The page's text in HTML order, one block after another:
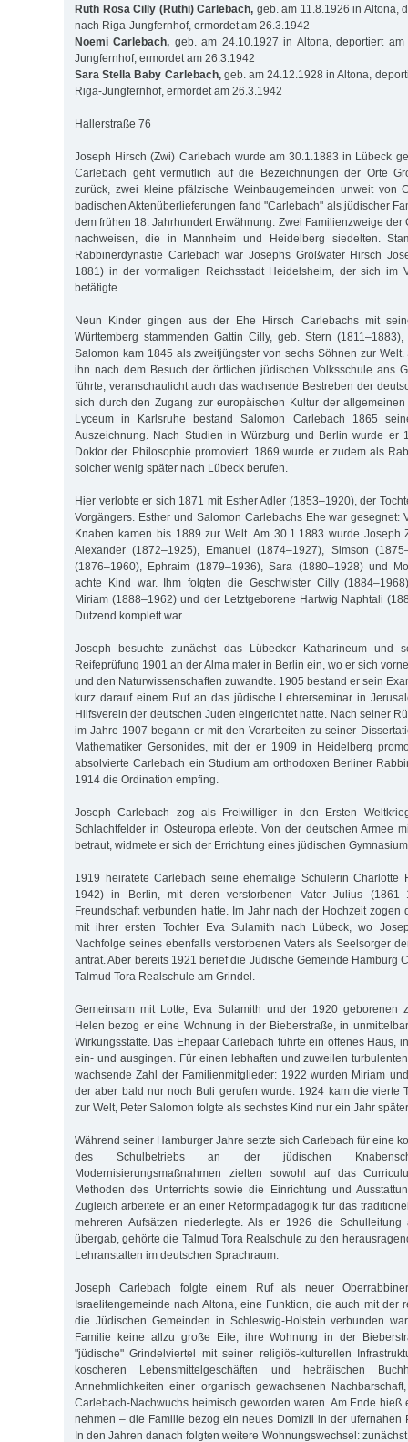
Ruth Rosa Cilly (Ruthi) Carlebach, geb. am 11.8.1926 in Altona,
nach Riga-Jungfernhof, ermordet am 26.3.1942
Noemi Carlebach, geb. am 24.10.1927 in Altona, deportiert
Jungfernhof, ermordet am 26.3.1942
Sara Stella Baby Carlebach,geb. am 24.12.1928 in Altona,
Riga-Jungfernhof, ermordet am 26.3.1942
Hallerstraße 76
Joseph Hirsch (Zwi) Carlebach wurde am 30.1.1883 in Lübeck
Carlebach geht vermutlich auf die Bezeichnungen der Orte
zurück, zwei kleine pfälzische Weinbaugemeinden unweit von
badischen Aktenüberlieferungen fand "Carlebach" als jüdischer
dem frühen 18. Jahrhundert Erwähnung. Zwei Familienzweige der
nachweisen, die in Mannheim und Heidelberg siedelten.
Rabbinerdynastie Carlebach war Josephs Großvater Hirsch
1881) in der vormaligen Reichsstadt Heidelsheim, der sich im
betätigte.
Neun Kinder gingen aus der Ehe Hirsch Carlebachs mit
Württemberg stammenden Gattin Cilly, geb. Stern
Salomon kam 1845 als zweitjüngster von sechs Söhnen zur
ihn nach dem Besuch der örtlichen jüdischen Volksschule ans
führte, veranschaulicht auch das wachsende Bestreben der
sich durch den Zugang zur europäischen Kultur der
Lyceum in Karlsruhe bestand Salomon Carlebach 1865
Auszeichnung. Nach Studien in Würzburg und Berlin wurde er
Doktor der Philosophie promoviert. 1869 wurde er zudem als
solcher wenig später nach Lübeck berufen.
Hier verlobte er sich 1871 mit Esther Adler (1853–1920), der
Vorgängers. Esther und Salomon Carlebachs Ehe war gesegnet:
Knaben kamen bis 1889 zur Welt. Am 30.1.1883 wurde Joseph
Alexander (1872–1925), Emanuel (1874–1927), Simson
(1876–1960), Ephraim (1879–1936), Sara (1880–1928) und
achte Kind war. Ihm folgten die Geschwister Cilly
Miriam (1888–1962) und der Letztgeborene Hartwig Naphtali
Dutzend komplett war.
Joseph besuchte zunächst das Lübecker Katharineum und
Reifeprüfung 1901 an der Alma mater in Berlin ein, wo er sich
und den Naturwissenschaften zuwandte. 1905 bestand er sein
kurz darauf einem Ruf an das jüdische Lehrerseminar in
Hilfsverein der deutschen Juden eingerichtet hatte. Nach seiner
im Jahre 1907 begann er mit den Vorarbeiten zu seiner
Mathematiker Gersonides, mit der er 1909 in Heidelberg
absolvierte Carlebach ein Studium am orthodoxen Berliner
1914 die Ordination empfing.
Joseph Carlebach zog als Freiwilliger in den Ersten
Schlachtfelder in Osteuropa erlebte. Von der deutschen Armee
betraut, widmete er sich der Errichtung eines jüdischen
1919 heiratete Carlebach seine ehemalige Schülerin Charlotte
1942) in Berlin, mit deren verstorbenen Vater Julius
Freundschaft verbunden hatte. Im Jahr nach der Hochzeit zogen
mit ihrer ersten Tochter Eva Sulamith nach Lübeck, wo
Nachfolge seines ebenfalls verstorbenen Vaters als Seelsorger
antrat. Aber bereits 1921 berief die Jüdische Gemeinde Hamburg
Talmud Tora Realschule am Grindel.
Gemeinsam mit Lotte, Eva Sulamith und der 1920 geborenen
Helen bezog er eine Wohnung in der Bieberstraße, in
Wirkungsstätte. Das Ehepaar Carlebach führte ein offenes Haus,
ein- und ausgingen. Für einen lebhaften und zuweilen
wachsende Zahl der Familienmitglieder: 1922 wurden Miriam
der aber bald nur noch Buli gerufen wurde. 1924 kam die vierte
zur Welt, Peter Salomon folgte als sechstes Kind nur ein Jahr
Während seiner Hamburger Jahre setzte sich Carlebach für eine
des Schulbetriebs an der jüdischen
Modernisierungsmaßnahmen zielten sowohl auf das
Methoden des Unterrichts sowie die Einrichtung und
Zugleich arbeitete er an einer Reformpädagogik für das
mehreren Aufsätzen niederlegte. Als er 1926 die Schulleitung
übergab, gehörte die Talmud Tora Realschule zu den
Lehranstalten im deutschen Sprachraum.
Joseph Carlebach folgte einem Ruf als neuer
Israelitengemeinde nach Altona, eine Funktion, die auch mit der
die Jüdischen Gemeinden in Schleswig-Holstein verbunden
Familie keine allzu große Eile, ihre Wohnung in der
"jüdische" Grindelviertel mit seiner religiös-kulturellen
koscheren Lebensmittelgeschäften und hebräischen
Annehmlichkeiten einer organisch gewachsenen
Carlebach-Nachwuchs heimisch geworden waren. Am Ende hieß
nehmen – die Familie bezog ein neues Domizil in der ufernahen
In den Jahren danach folgten weitere Wohnungswechsel: